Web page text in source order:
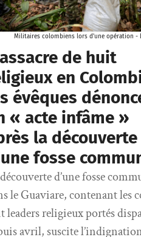
Militaires colombiens lors d'une opération -
de huit
en
évêques
« acte infâme »
la découverte
fosse
d’une fosse
le Guaviare, contenant les
leaders religieux portés
avril, suscite